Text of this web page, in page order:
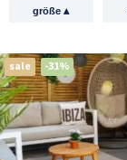
größe▴
sale -31%